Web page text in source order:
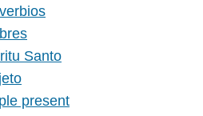
Santo
present